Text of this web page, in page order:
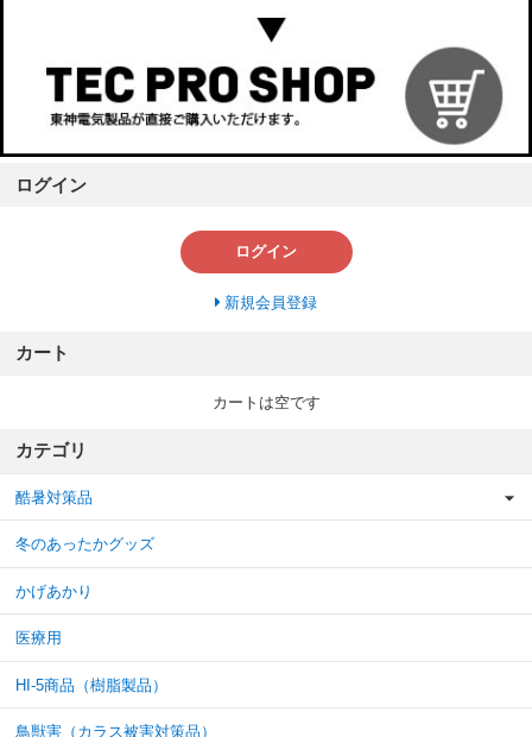
ログイン
ログイン
新規会員登録
カート
カートは空です
カテゴリ
酷暑対策品
冬のあったかグッズ
かげあかり
医療用
HI-5商品（樹脂製品）
鳥獣害（カラス被害対策品）